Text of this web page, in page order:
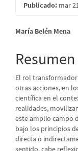
Publicado: mar
Contenido
principal
del
artículo
María Belén Mena
Resumen
El rol
otras acciones, en
científica en el
realidades,
este amplio campo
bajo los principios
directa o
sentido, cabe